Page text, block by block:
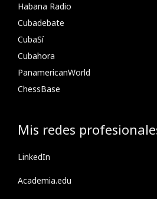
Habana Radio
Cubadebate
CubaSí
Cubahora
PanamericanWorld
ChessBase
Mis redes
LinkedIn
Academia.edu